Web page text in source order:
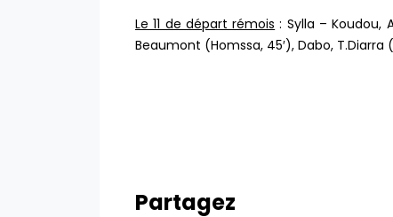
Le 11 de départ rémois : Sylla – Koudou,
Beaumont (Homssa, 45′), Dabo, T.Diarra
Partagez